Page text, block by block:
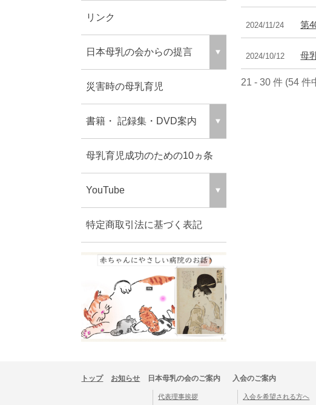
リンク
日本母乳の会からの提言
災害時の母乳育児
書籍・ 記録集・DVD案内
母乳育児成功のための10ヵ条
YouTube
特定商取引法に基づく表記
2024/11/24 第
2024/10/12 母
21 - 30 件 (54 件
トップ お知らせ 日本母乳の会のご案内
代表理事挨拶
入会のご案内
入会を希望される方へ